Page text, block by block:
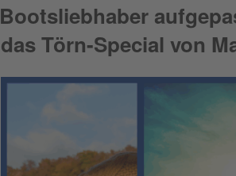
Bootsliebhaber
das Törn-Special von